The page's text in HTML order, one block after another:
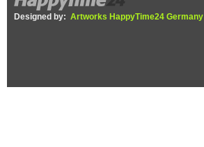
Designed by: Artworks HappyTime24 Germany